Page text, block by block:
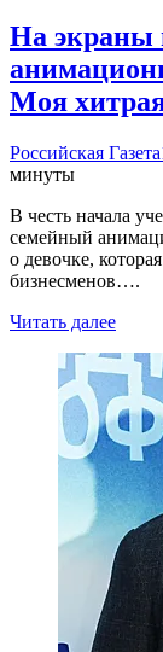
На экраны
Моя
Российская Газета
минуты
В честь начала
семейный
о девочке,
бизнесменов….
Читать далее